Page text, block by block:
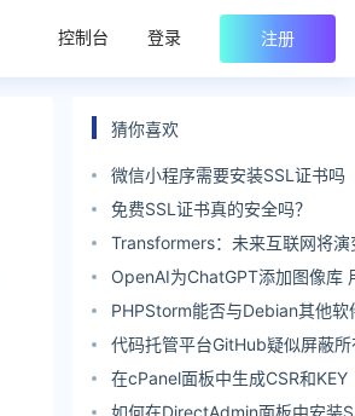
控制台 登录 注册
猜你喜欢
微信小程序需要安装SSL证书吗
免费SSL证书真的安全吗？
Transformers：未来互联网将
网络
OpenAI为ChatGPT添加图像库
看到自己生成的所有图像
PHPStorm能否与Debian其他软
代码托管平台GitHub疑似屏蔽
访问 具体原因目前还不清楚
在cPanel面板中生成CSR和KEY
如何在DirectAdmin面板中安装